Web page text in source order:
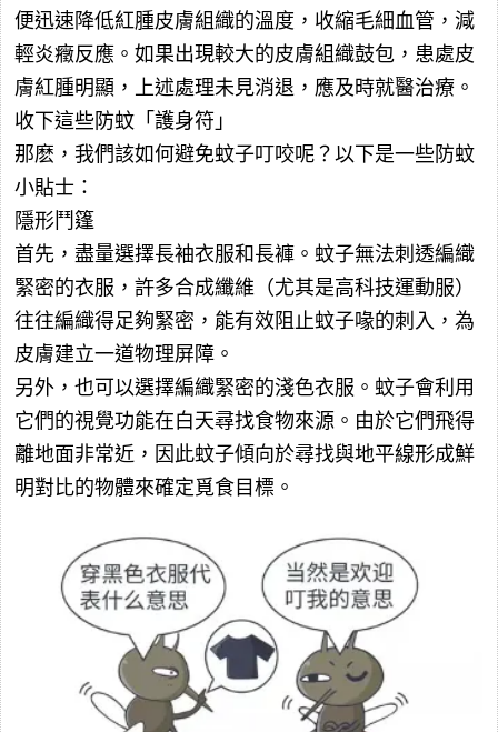
便迅速降低紅腫皮膚組織的溫度，收縮毛細血管，減
輕炎癥反應。如果出現較大的皮膚組織鼓包，患處皮
膚紅腫明顯，上述處理未見消退，應及時就醫治療。
收下這些防蚊「護身符」
那麽，我們該如何避免蚊子叮咬呢？以下是一些防蚊
小貼士：
隱形鬥篷
首先，盡量選擇長袖衣服和長褲。蚊子無法刺透編織
緊密的衣服，許多合成纖維（尤其是高科技運動服）
往往編織得足夠緊密，能有效阻止蚊子喙的刺入，為
皮膚建立一道物理屏障。
另外，也可以選擇編織緊密的淺色衣服。蚊子會利用
它們的視覺功能在白天尋找食物來源。由於它們飛得
離地面非常近，因此蚊子傾向於尋找與地平線形成鮮
明對比的物體來確定覓食目標。